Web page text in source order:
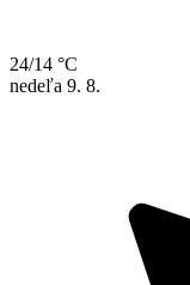
24/14 °C
nedeľa 9. 8.